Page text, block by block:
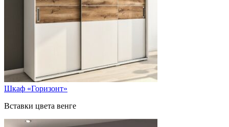
Шкаф «Горизонт»
Вставки цвета венге